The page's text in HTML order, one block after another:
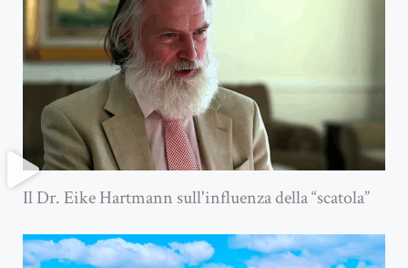
Il Dr. Eike Hartmann sull'influenza della “scatola”